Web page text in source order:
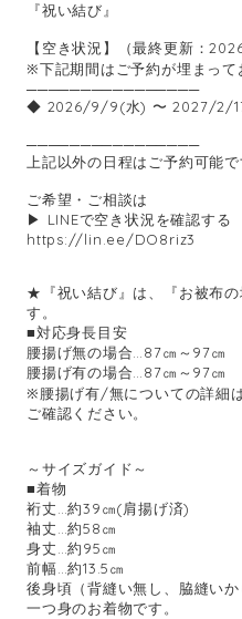
『祝い結び』
【空き状況】（最終更新：
※下記期間はご予約が埋まっ
────────────────
◆ 2026/9/9(水) 〜 2027/2/
────────────────
上記以外の日程はご予約可能で
ご希望・ご相談は
▶ LINEで空き状況を確認する
https://lin.ee/DO8riz3
★『祝い結び』は、『お被布
す。
■対応身長目安
腰揚げ無の場合…87㎝～97㎝
腰揚げ有の場合…87㎝～97㎝
※腰揚げ有/無についての詳細
ご確認ください。
～サイズガイド～
■着物
裄丈…約39㎝(肩揚げ済)
袖丈…約58㎝
身丈…約95㎝
前幅…約13.5㎝
後身頃（背縫い無し、脇縫い
一つ身のお着物です。